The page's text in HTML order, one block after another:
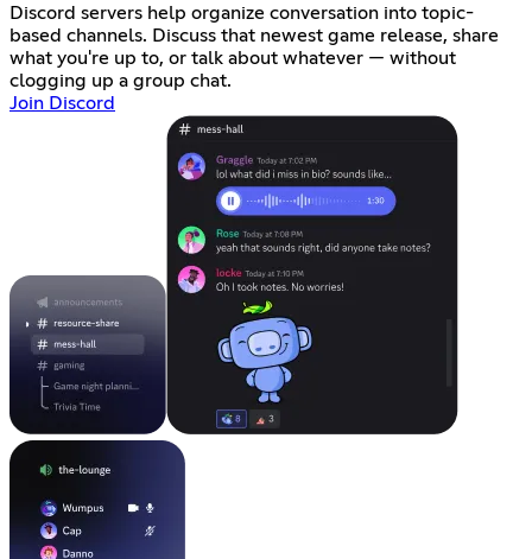
Discord servers help organize conversation into topic-
based channels. Discuss that newest game release, share
what you're up to, or talk about whatever — without
clogging up a group chat.
Join Discord